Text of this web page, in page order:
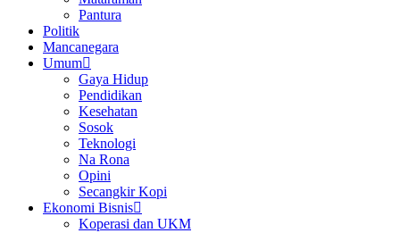
Pantura
Politik
Mancanegara
Umum
Gaya Hidup
Pendidikan
Kesehatan
Sosok
Teknologi
Na Rona
Opini
Secangkir Kopi
Ekonomi Bisnis
Koperasi dan UKM